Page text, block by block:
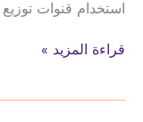
استخدام قنوات
تكييف
قراءة المزيد »